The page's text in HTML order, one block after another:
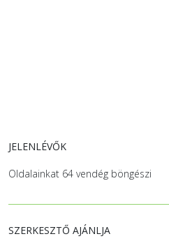
JELENLÉVŐK
Oldalainkat 64 vendég böngészi
SZERKESZTŐ AJÁNLJA